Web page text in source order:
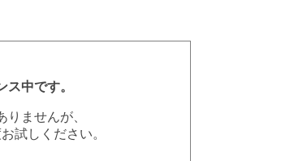
中です。
りませんが、
試しください。